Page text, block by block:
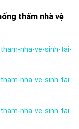
thấm nhà vệ
nha-ve-sinh-tai-
nha-ve-sinh-tai-
nha-ve-sinh-tai-